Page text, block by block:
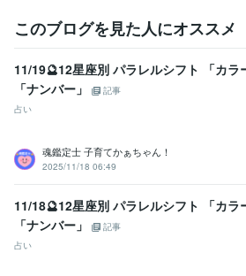
ご相談や鑑定を
お受けいただいた後に
感じていただけますよう
鑑定書を作成しております。
福祉住環境コーディネーター2級
福祉用具専門相談員
得意分野
悩み相談・カウンセリング 【複数占術に
【魂の気質から読み解く不登校の悩み相談】
シフトメッセージ】
このブログを見た人にオススメ
11/19🔮12星座別 パラレルシフト 「カラ
「ナンバー」
記事
占い
魂鑑定士 子育てかぁちゃん！
2025/11/18 06:49
11/18🔮12星座別 パラレルシフト 「カラ
「ナンバー」
記事
占い